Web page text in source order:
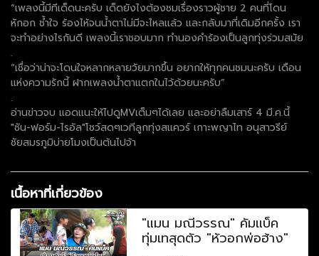
“เพลงนี้มีทีเด็ดนะครับ เด็ดยังไงต้องชมเรื่องราวผู้ชาย 2 คนที่โดน
หักอก ช้ำใจ ร้องไห้จนน้ำตาไม่มีจะไหลแล้ว และกลับมาที่เดิมอีกครั้ง เรา
จะทำอย่างไรกันดี เพลงนี้เราชอบมาก ทำนองคำร้องเป็นลูกทุ่งร่วมสมัย
.
“เชื่อว่าน่าจะโดนใจหลากหลายวัยมากขึ้น อยากให้ทุกคนชมนะครับ เดือน
แห่งความรักนี้ ฝากเพลงน้ำตาแตกในไว้ด้วยนะครับ”
.
อ่านข่าวจบ แอดแนะให้ไปดูMVเต็มๆได้เลย และอย่าลืมเสาร์ 4 มี.ค.นี้
"ซัน-ฟอร์ม-ไรอัล"โชว์สดๆเวทีลูกทุ่งสแควร์ เกาะพญาไท อนุสาวรีย์
ชัยสมรภูมิบ่ายโมงเป็นต้นไปจ้า
เนื้อหาที่เกี่ยวข้อง
"แมน มณีวรรณ" คัมแบ็ค
ทุ่มเทสุดตัว "หัวอกพ่อฮ้าง"